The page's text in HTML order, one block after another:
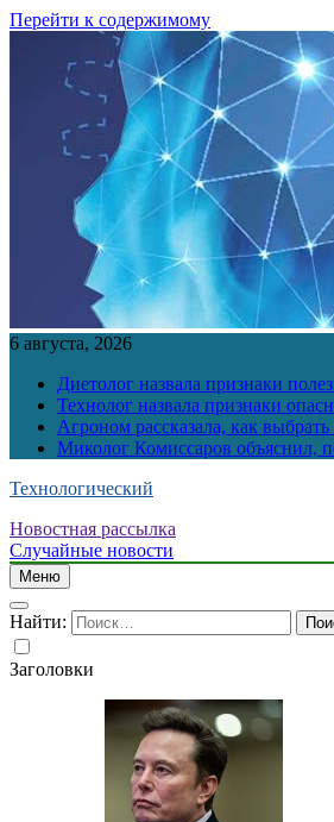
Перейти к содержимому
6 августа, 2026
Диетолог назвала признаки
Технолог назвала признаки
Агроном рассказала, как
Миколог Комиссаров объяснил,
Технологический
Новостная рассылка
Случайные новости
Меню
Найти:
Заголовки